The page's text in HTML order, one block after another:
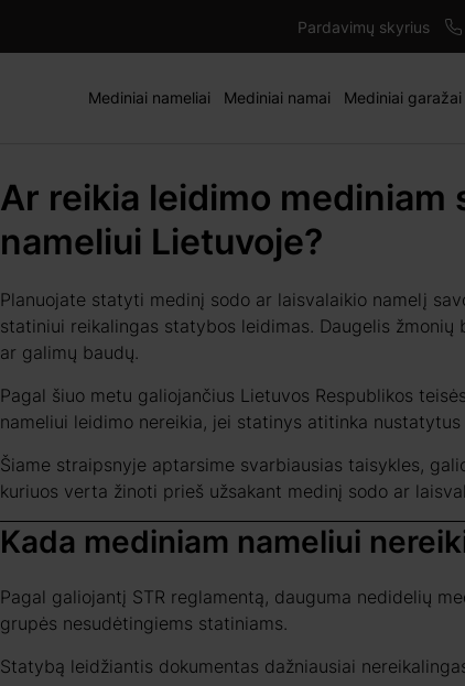
Pardavimų skyrius
Mediniai nameliai Mediniai namai Mediniai garažai
Ar reikia leidimo mediniam
nameliui Lietuvoje?
Planuojate statyti medinį sodo ar laisvalaikio namelį
statiniui reikalingas statybos leidimas. Daugelis
ar galimų baudų.
Pagal šiuo metu galiojančius Lietuvos Respublikos
nameliui leidimo nereikia, jei statinys atitinka nustatytus
Šiame straipsnyje aptarsime svarbiausias taisykles,
kuriuos verta žinoti prieš užsakant medinį sodo ar
Kada mediniam nameliui
Pagal galiojantį STR reglamentą, dauguma nedidelių
grupės nesudėtingiems statiniams.
Statybą leidžiantis dokumentas dažniausiai